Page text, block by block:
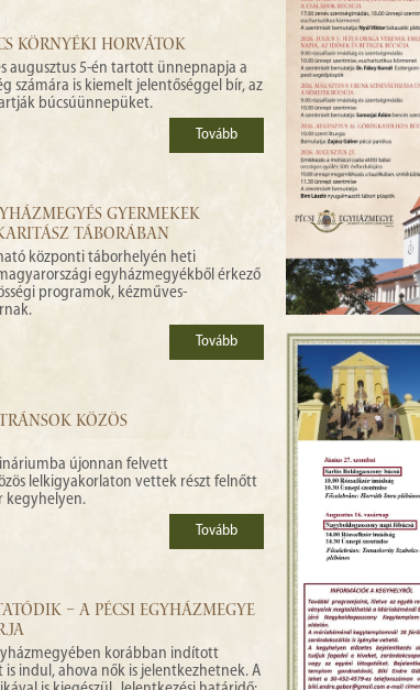
KÖRNYÉKI HORVÁTOK
augusztus 5-én tartott ünnepnapja a
számára is kiemelt jelentőséggel bír, az
búcsúünnepüket.
Tovább
GYERMEKEK
TÁBORÁBAN
központi táborhelyén heti
egyházmegyékből érkező
programok, kézműves-
Tovább
KÖZÖS
újonnan felvett
lelkigyakorlaton vettek részt felnőtt
kegyhelyen.
Tovább
– A PÉCSI EGYHÁZMEGYE
korábban indított
indul, ahova nők is jelentkezhetnek. A